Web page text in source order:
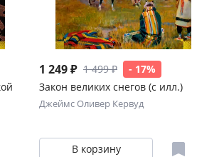
1 249 ₽ 1 499 ₽
- 17%
Закон великих снегов (с илл.)
Джеймс Оливер Кервуд
В корзину